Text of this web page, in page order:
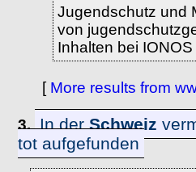
Jugendschutz und
von
Inhalten bei IONOS
[ More results from
3. In derSchweiz
tot aufgefunden